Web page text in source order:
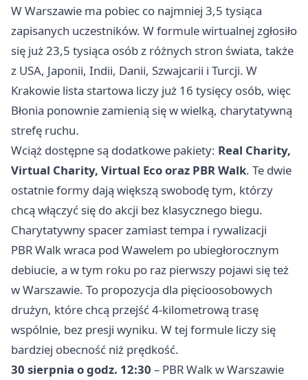
W Warszawie ma pobiec co najmniej 3,5 tysiąca
zapisanych uczestników. W formule wirtualnej zgłosiło
się już 23,5 tysiąca osób z różnych stron świata, także
z USA, Japonii, Indii, Danii, Szwajcarii i Turcji. W
Krakowie lista startowa liczy już 16 tysięcy osób, więc
Błonia ponownie zamienią się w wielką, charytatywną
strefę ruchu.
Wciąż dostępne są dodatkowe pakiety: Real Charity,
Virtual Charity, Virtual Eco oraz PBR Walk. Te dwie
ostatnie formy dają większą swobodę tym, którzy
chcą włączyć się do akcji bez klasycznego biegu.
Charytatywny spacer zamiast tempa i rywalizacji
PBR Walk wraca pod Wawelem po ubiegłorocznym
debiucie, a w tym roku po raz pierwszy pojawi się też
w Warszawie. To propozycja dla pięcioosobowych
drużyn, które chcą przejść 4-kilometrową trasę
wspólnie, bez presji wyniku. W tej formule liczy się
bardziej obecność niż prędkość.
30 sierpnia o godz. 12:30 – PBR Walk w Warszawie